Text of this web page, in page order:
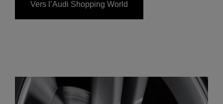
Vers l’Audi Shopping World